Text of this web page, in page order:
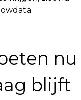
nu
blijft